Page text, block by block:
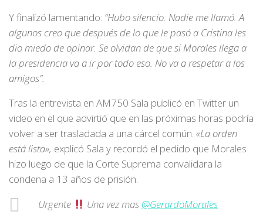
Y finalizó lamentando: “Hubo silencio. Nadie me llamó. A
algunos creo que después de lo que le pasó a Cristina les
dio miedo de opinar. Se olvidan de que si Morales llega a
la presidencia va a ir por todo eso. No va a respetar a los
amigos”.
Tras la entrevista en AM750 Sala publicó en Twitter un
video en el que advirtió que en las próximas horas podría
volver a ser trasladada a una cárcel común. «La orden
está lista», explicó Sala y recordó el pedido que Morales
hizo luego de que la Corte Suprema convalidara la
condena a 13 años de prisión.
Urgente
Una vez mas @GerardoMorales